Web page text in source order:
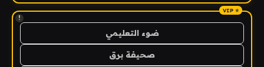
!
ضوء التعليمي
صحيفة برق